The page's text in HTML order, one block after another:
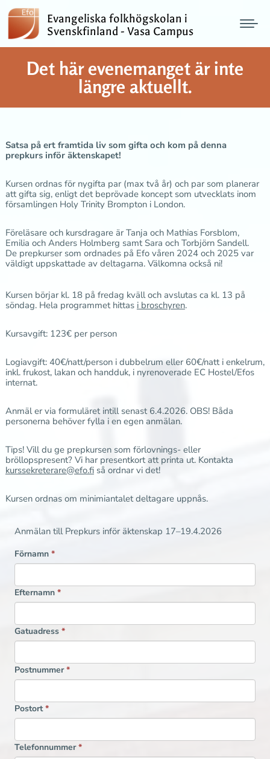
Evangeliska folkhögskolan i
Svenskfinland - Vasa Campus
Det här evenemanget är inte
längre aktuellt.
Satsa på ert framtida liv som gifta och kom på denna
prepkurs inför äktenskapet!
Kursen ordnas för nygifta par (max två år) och par som planerar
att gifta sig, enligt det beprövade koncept som utvecklats inom
församlingen Holy Trinity Brompton i London.
Föreläsare och kursdragare är Tanja och Mathias Forsblom,
Emilia och Anders Holmberg samt Sara och Torbjörn Sandell.
De prepkurser som ordnades på Efo våren 2024 och 2025 var
väldigt uppskattade av deltagarna. Välkomna också ni!
Kursen börjar kl. 18 på fredag kväll och avslutas ca kl. 13 på
söndag. Hela programmet hittas i broschyren.
Kursavgift: 123€ per person
Logiavgift: 40€/natt/person i dubbelrum eller 60€/natt i enkelrum,
inkl. frukost, lakan och handduk, i nyrenoverade EC Hostel/Efos
internat.
Anmäl er via formuläret intill senast 6.4.2026. OBS! Båda
personerna behöver fylla i en egen anmälan.
Tips! Vill du ge prepkursen som förlovnings- eller
bröllopspresent? Vi har presentkort att printa ut. Kontakta
kurssekreterare@efo.fiså ordnar vi det!
Kursen ordnas om minimiantalet deltagare uppnås.
Anmälan till Prepkurs inför äktenskap 17–19.4.2026
Förnamn *
Efternamn *
Gatuadress *
Postnummer*
Postort*
Telefonnummer*